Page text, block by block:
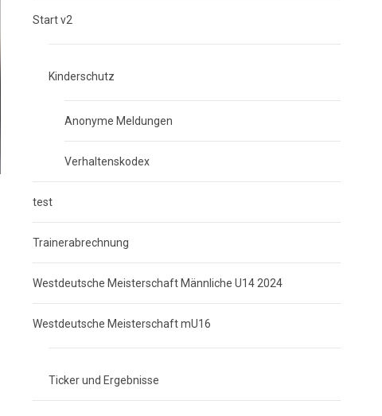
Start v2
Kinderschutz
Anonyme Meldungen
Verhaltenskodex
test
Trainerabrechnung
Westdeutsche Meisterschaft Männliche U14 2024
Westdeutsche Meisterschaft mU16
Ticker und Ergebnisse